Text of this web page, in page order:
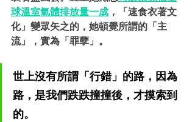
球溫室氣體排放量一成 ，「速食衣著文
化」變眾矢之的，她頓覺所謂的「主
流」，實為「罪孽」。
世上沒有所謂「行錯」的路，因為
路，是我們跌跌撞撞後，才摸索到
的。